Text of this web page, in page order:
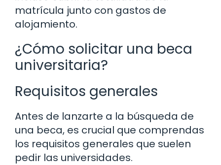
matrícula junto con gastos de
alojamiento.
¿Cómo solicitar una beca
universitaria?
Requisitos generales
Antes de lanzarte a la búsqueda de
una beca, es crucial que comprendas
los requisitos generales que suelen
pedir las universidades.